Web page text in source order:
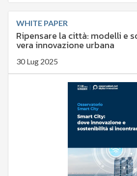
WHITE PAPER
Ripensare la città: modelli e
vera innovazione urbana
30 Lug 2025